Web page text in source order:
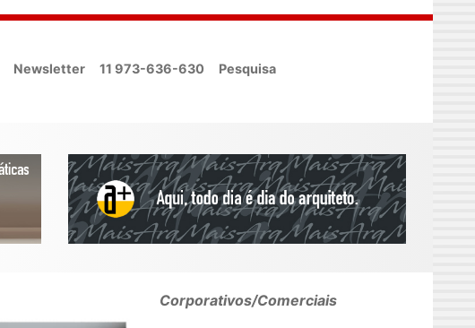
Newsletter 11 973-636-630 Pesquisa
Corporativos/Comerciais